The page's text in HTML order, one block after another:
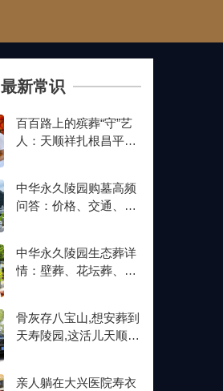
最新常识
百百路上的殡葬“守”艺
人：天顺祥扎根昌平十
中华永久陵园购墓高频
问答：价格、交通、壁
中华永久陵园生态葬详
情：壁葬、花坛葬、树
骨灰存八宝山,想安葬到
天寿陵园,这活儿天顺祥
亲人躺在大兴医院寿衣